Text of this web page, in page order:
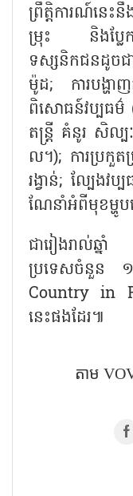
ព្រឹត្តិការណ៍នេះ
ម្រុះ និងប្ល
ទស្សនិកជនដូចជ
ម៉ូដ; ការបង្ហា
ពិសោធន៍វប្បធ
តន្ត្រី គំនូរ សិល្
ល។); ការប្រកួត
រង្វាន់; ល្បែងវ
ណែនាំអំពីមុខម្ហូ
ជារៀងរាល់ឆ្ន
ប្រទេសចំនួន ១
Country in
នេះផងដែរ៕
តាម